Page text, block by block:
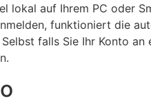
lokal auf Ihrem PC oder
funktioniert die
falls Sie Ihr Konto